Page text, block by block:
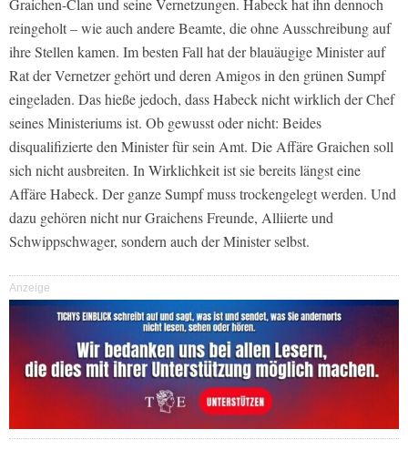
reingeholt – wie auch andere Beamte, die ohne Ausschreibung auf
ihre Stellen kamen. Im besten Fall hat der blauäugige Minister auf
Rat der Vernetzer gehört und deren Amigos in den grünen Sumpf
eingeladen. Das hieße jedoch, dass Habeck nicht wirklich der Chef
seines Ministeriums ist. Ob gewusst oder nicht: Beides
disqualifizierte den Minister für sein Amt. Die Affäre Graichen soll
sich nicht ausbreiten. In Wirklichkeit ist sie bereits längst eine
Affäre Habeck. Der ganze Sumpf muss trockengelegt werden. Und
dazu gehören nicht nur Graichens Freunde, Alliierte und
Schwippschwager, sondern auch der Minister selbst.
Anzeige